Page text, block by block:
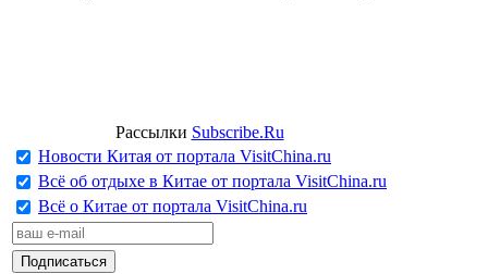
Рассылки Subscribe.Ru
Новости Китая от портала VisitChina.ru
Всё об отдыхе в Китае от портала VisitChina.ru
Всё о Китае от портала VisitChina.ru